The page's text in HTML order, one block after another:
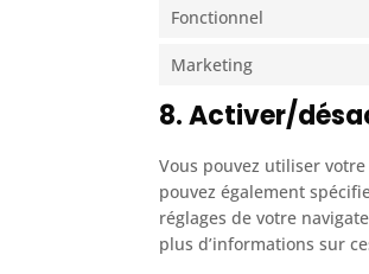
Fonctionnel
Marketing
8. Activer/
Vous pouvez utiliser
pouvez également
réglages de votre
plus d’informations sur